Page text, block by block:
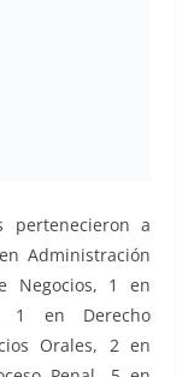
pertenecieron a
Administración
Negocios, 1 en
1 en Derecho
Orales, 2 en